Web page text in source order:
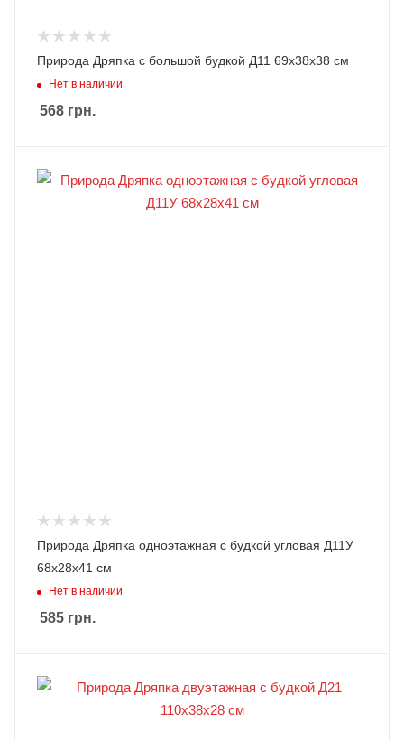
Природа Дряпка с большой будкой Д11 69х38х38 см
Нет в наличии
568 грн.
Природа Дряпка одноэтажная с будкой угловая Д11У
68х28х41 см
Нет в наличии
585 грн.